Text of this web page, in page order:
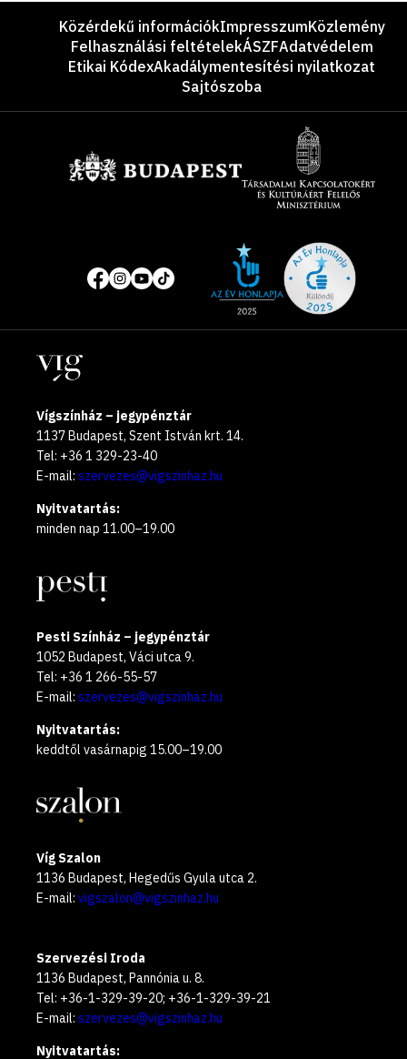
LáblécKözérdekű információkImpresszumKözlemény
Felhasználási feltételekÁSZFAdatvédelem
Etikai KódexAkadálymentesítési nyilatkozat
Sajtószoba
Közösségi
média
oldalak
of
year
Helyszínek
Vígszínház – jegypénztár
1137 Budapest, Szent István krt. 14.
Tel: +36 1 329-23-40
E-mail: szervezes@vigszinhaz.hu
Nyitvatartás:
minden nap 11.00–19.00
Pesti Színház – jegypénztár
1052 Budapest, Váci utca 9.
Tel: +36 1 266-55-57
E-mail: szervezes@vigszinhaz.hu
Nyitvatartás:
keddtől vasárnapig 15.00–19.00
Víg Szalon
1136 Budapest, Hegedűs Gyula utca 2.
E-mail: vigszalon@vigszinhaz.hu
Szervezési Iroda
1136 Budapest, Pannónia u. 8.
Tel: +36-1-329-39-20; +36-1-329-39-21
E-mail: szervezes@vigszinhaz.hu
Nyitvatartás: